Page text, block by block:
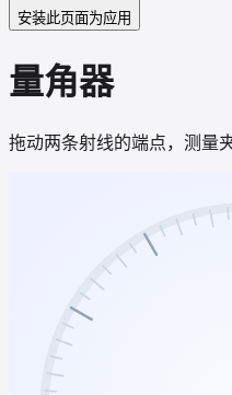
安装此页面为应用
量角器
拖动两条射线的端点，测量